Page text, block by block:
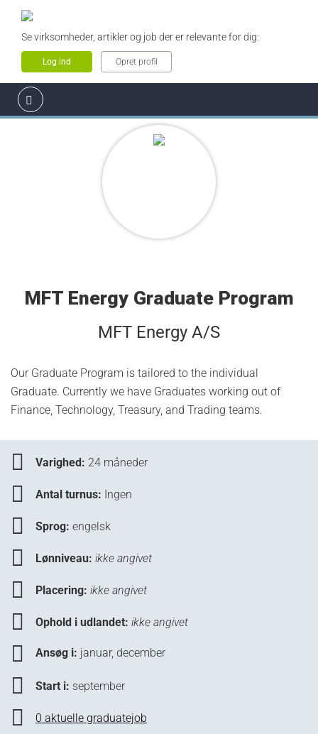
Se virksomheder, artikler og job der er relevante for dig:
Log ind Opret profil
MFT Energy Graduate Program
MFT Energy A/S
Our Graduate Program is tailored to the individual
Graduate. Currently we have Graduates working out of
Finance, Technology, Treasury, and Trading teams.
Varighed: 24 måneder
Antal turnus: Ingen
Sprog: engelsk
Lønniveau: ikke angivet
Placering: ikke angivet
Ophold i udlandet: ikke angivet
Ansøg i: januar, december
Start i: september
0 aktuelle graduatejob